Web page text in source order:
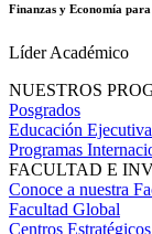
Finanzas y Economía para
Líder Académico
NUESTROS
Posgrados
Educación Ejecutiva
Programas
FACULTAD E
Conoce a nuestra
Facultad Global
Centros